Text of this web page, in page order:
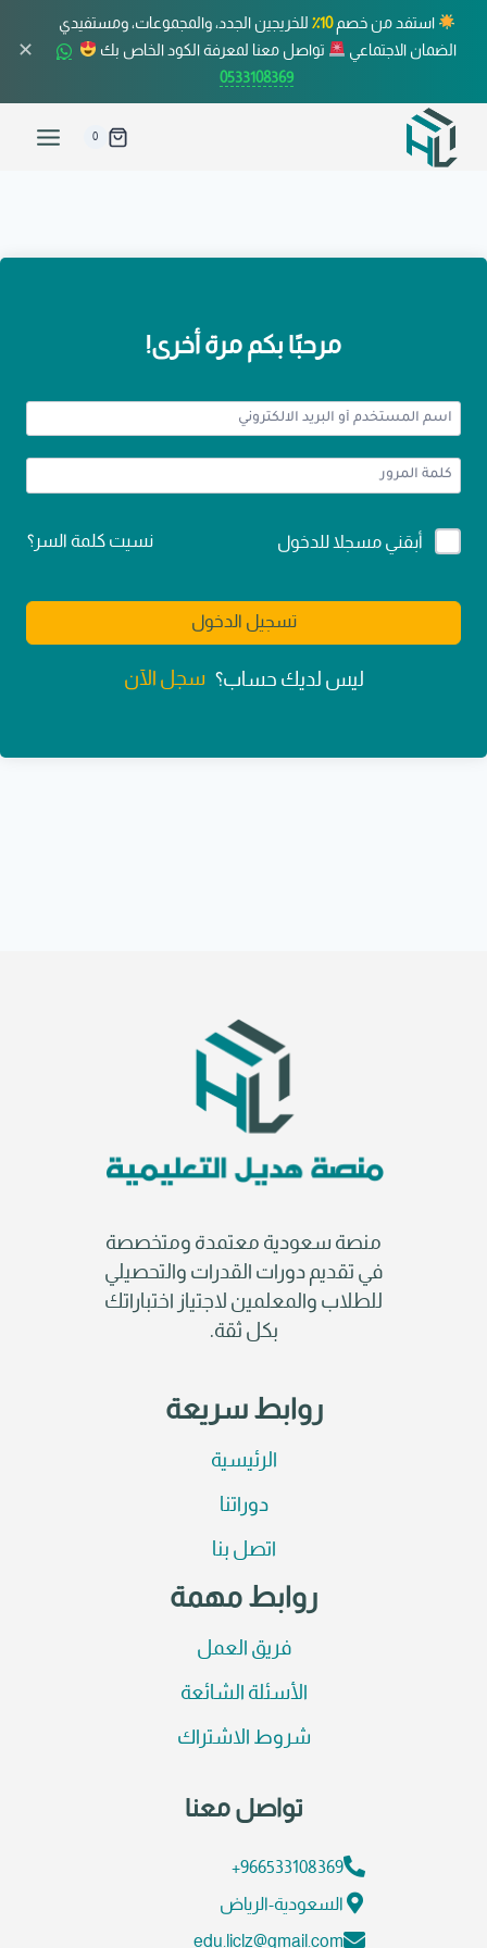
استفد من خصم10٪
للخريجين الجدد، والمجموعات، ومستفيدي
الضمان الاجتماعي
تواصل معنا لمعرفة الكود الخاص بك
0533108369
✕
0
مرحبًا بكم مرة أخرى!
Alternative:
أبقني مسجلا للدخول نسيت كلمة السر؟
تسجيل الدخول
ليس لديك حساب؟ سجل الآن
منصة سعودية معتمدة ومتخصصة
في تقديم دورات القدرات والتحصيلي
للطلاب والمعلمين لاجتياز اختباراتك
بكل ثقة.
روابط سريعة
الرئيسية
دوراتنا
اتصل بنا
روابط مهمة
فريق العمل
الأسئلة الشائعة
شروط الاشتراك
تواصل معنا
966533108369+
السعودية-الرياض
edu.liclz@gmail.com